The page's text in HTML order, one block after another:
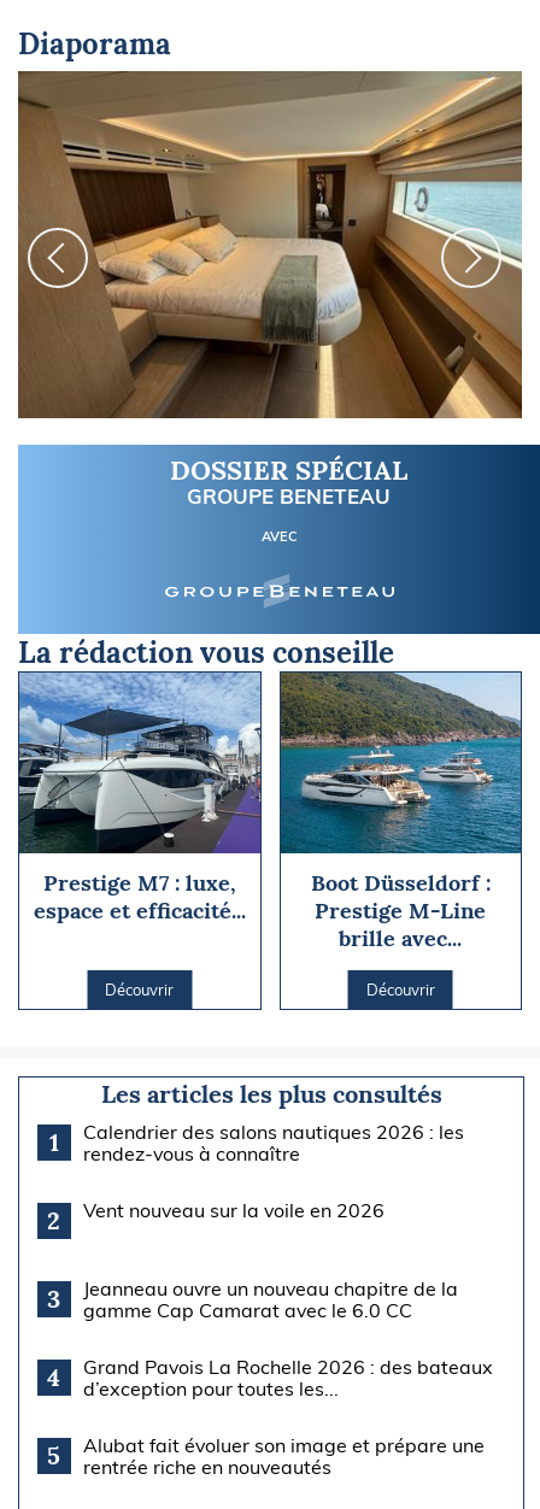
Diaporama
DOSSIER SPÉCIAL
GROUPE BENETEAU
AVEC
La rédaction vous conseille
Prestige M7 : luxe,
espace et efficacité...
Découvrir
Boot Düsseldorf :
Prestige M-Line
brille avec...
Découvrir
Les articles les plus consultés
1
Calendrier des salons nautiques 2026 : les
rendez-vous à connaître
2 Vent nouveau sur la voile en 2026
3
Jeanneau ouvre un nouveau chapitre de la
gamme Cap Camarat avec le 6.0 CC
4
Grand Pavois La Rochelle 2026 : des bateaux
d’exception pour toutes les...
5
Alubat fait évoluer son image et prépare une
rentrée riche en nouveautés